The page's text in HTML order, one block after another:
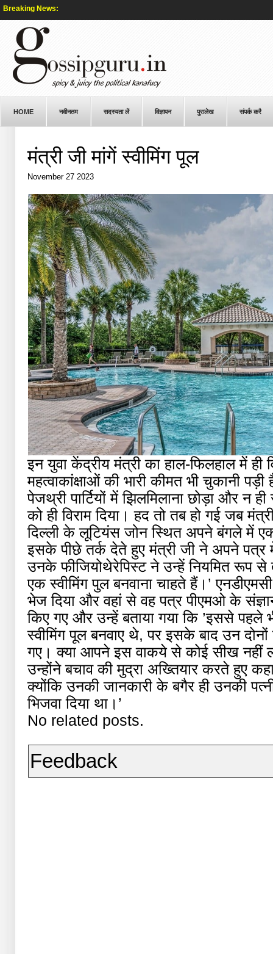
Breaking News:
HOME नवीनतम सदस्यता लें विज्ञापन पुरालेख संपर्क करै
मंत्री जी मांगें स्वीमिंग पूल
November 27 2023
इन युवा केंद्रीय मंत्री का हाल-फिलहाल में ही
महत्वाकांक्षाओं की भारी कीमत भी चुकानी
पेजथ्री पार्टियों में झिलमिलाना छोड़ा और न
को ही विराम दिया। हद तो तब हो गई जब
दिल्ली के लूटियंस जोन स्थित अपने बंगले में
इसके पीछे तर्क देते हुए मंत्री जी ने अपने
उनके फीजियोथेरेपिस्ट ने उन्हें नियमित रूप
एक स्वीमिंग पुल बनवाना चाहते हैं।’
भेज दिया और वहां से वह पत्र पीएमओ के
किए गए और उन्हें बताया गया कि ’इससे
स्वीमिंग पूल बनवाए थे, पर इसके बाद उन
गए। क्या आपने इस वाकये से कोई सीख नहीं
उन्होंने बचाव की मुद्रा अख्तियार करते हुए
क्योंकि उनकी जानकारी के बगैर ही उनकी
भिजवा दिया था।’
No related posts.
Feedback